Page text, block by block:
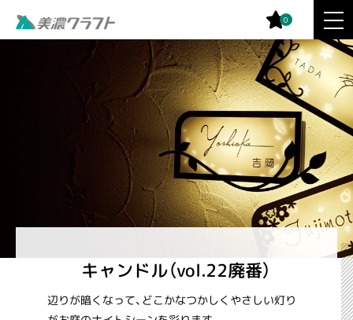
0
キャンドル（vol.22廃番）
辺りが暗くなって、どこかなつかしくやさしい灯り